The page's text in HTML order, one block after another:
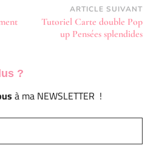
ARTICLE SUIVANT
Tutoriel Carte double Pop
up Pensées splendides
?
à ma NEWSLETTER !